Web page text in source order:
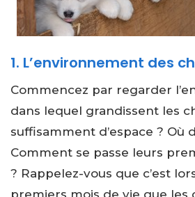
1. L’environnement des
Commencez par regarder
dans lequel grandissent les
suffisamment d’espace ? Où
Comment se passe leurs
? Rappelez-vous que c’est